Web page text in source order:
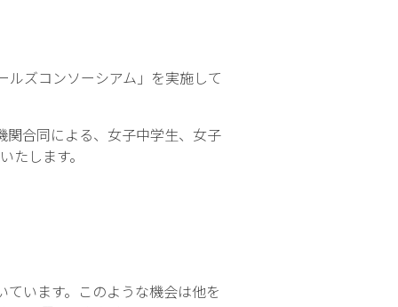
ズコンソーシアム」を実施して
合同による、女子中学生、女子
します。
います。このような機会は他を